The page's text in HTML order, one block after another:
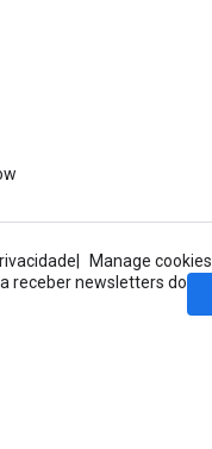
Manage cookies
receber newsletters do